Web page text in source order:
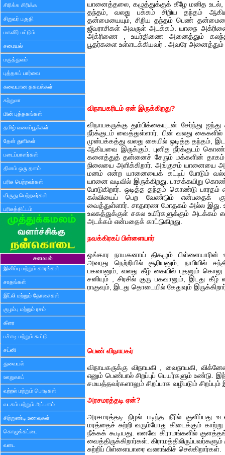
சிரிக்க சிரிக்க
சிறுவர் பகுதி
மகளிர் மட்டும்
சமையல்
மருத்துவம்
புத்தகப் பார்வை
சுவையான தகவல்கள்
சுற்றுலா
மின் புத்தகங்கள்
தமிழ் வலைப்பூக்கள்
தேன் துளிகள்
படைப்பாளர்கள்
தினம் ஒரு தளம்
பரிசு பெற்றவர்கள்
விருது பெற்றவர்கள்
பரிசுத்திட்டம்
சமையல்
இனிப்பு மற்றும் காரங்கள்
சாதங்கள்
இட்லி மற்றும் தோசைகள்
குழம்பு மற்றும் ரசம்
கீரை
பச்சடி மற்றும் கூட்டு
சட்னி
துவையல்
ஊறுகாய்
வற்றல் மற்றும் பொடிகள்
வடகம் மற்றும் அப்பளம்
சிற்றுண்டி உணவுகள்
கொழுக்கட்டை
வடை
யானைத்தலை, கழுத்துக்குக் கீழே மனித உடல்,
தந்தம், வலது பக்கம் சிறிய தந்தம்
தன்மையையும், சிறிய தந்தம் பெண்
ஜீவராசிகள் அவருள் அடக்கம். யாநை
அக்ரிணை , உயர்திணை அனைத்தும்
பூதர்களை உள்ளடக்கியவர் . அவரே
விநாயகரிடம் ஏன் இருக்கிறது?
விநாயகருக்கு தும்பிக்கையுடன் சேர்ந்து ஐந்து
நீர்க்குடம் வைத்துள்ளார். பின் வலது
முன்பக்கத்து வலது கையில் ஒடித்த தந்தம்,
ஆகியவை இருக்கும். புனித நீர்க்குடம்
களைத்துத் தன்னைச் சேரும் மக்களின் தாகம்
நிலையை அளிக்கிறார். அங்குசம் யானையை
மனம் என்ற யானையைக் கட்டிப் போடும்
யானை வடிவில் இருக்கிறது. பாசக்கயிறு
போடுகிறார். ஒடித்த தந்தம் கொண்டு பாரதம்
கல்வியைப் பெற வேண்டும் என்பதைக்
வைத்துள்ளார். சாதாரண மோதகம் அல்ல இது.
உலகத்துக்குள் சகல உயிர்களுக்கும் அடக்கம்
அடக்கம் என்பதைக் காட்டுகிறது.
நவக்கிரகப் பிள்ளையார்
ஓங்கார நாயகனாய் திகழும் பிள்ளையாரின்
அவரது நெற்றியில் சூரியனும், நாபியில்
பகவானும், வலது கீழ் கையில் புதனும் கொலு
சனியும் , சிரசில் குரு பகவானும், இடது
ராகுவும், இடது தொடையில் கேதுவும்
பெண் விநாயகர்
விநாயகருக்கு விநாயகி , வைநாயகி,
எனும் பெண்பால் சிறப்புப் பெயர்களும்
சமயத்தவர்களாலும் சிறப்பாக வழிபடும்
அரசமரத்தடி ஏன்?
அரசமரத்தடி நிழல் படிந்த நீரில்
மரத்தைச் சுற்றி வரும்போது கிடைக்கும்
நீக்கக் கூடியது. எனவே கிராமங்களில்
வைத்திருக்கிறார்கள்.
சுற்றிப் பிள்ளையாரை வணங்கிச் செல்கிறார்கள்.